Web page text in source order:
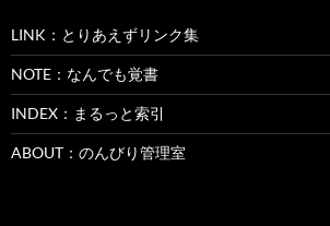
LINK：とりあえずリンク集
NOTE：なんでも覚書
INDEX：まるっと索引
ABOUT：のんびり管理室